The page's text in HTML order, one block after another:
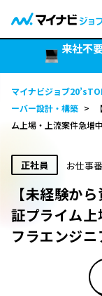
来社不
マイナビジョブ
ーバー設計・構築 >
ム上場・上流案件急増
正社員 お仕事
【未経験か
証プライム
フラエンジニ